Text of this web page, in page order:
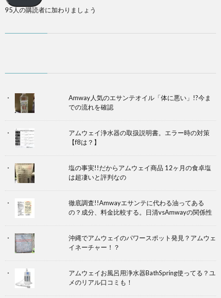
95人の購読者に加わりましょう
Amway人気のエサンテオイル「体に悪い」!?今ま
での流れを確認
アムウェイ浄水器の取扱説明書。エラー時の対策
【f8は？】
塩の事実!!だからアムウェイ商品 12ヶ月の食卓塩
は超凄いと評判なの
徹底調査!!Amwayエサンテに代わる油ってある
の？成分、料金比較する。日清vsAmwayの関係性
沖縄でアムウェイのパワースポット発見？アムウェ
イネーチャー！？
アムウェイお風呂用浄水器BathSpring使ってる？ユ
メのリアル口コミも！